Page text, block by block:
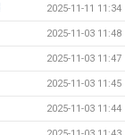
2025-11-11 11:34
2025-11-03 11:48
2025-11-03 11:47
2025-11-03 11:45
2025-11-03 11:44